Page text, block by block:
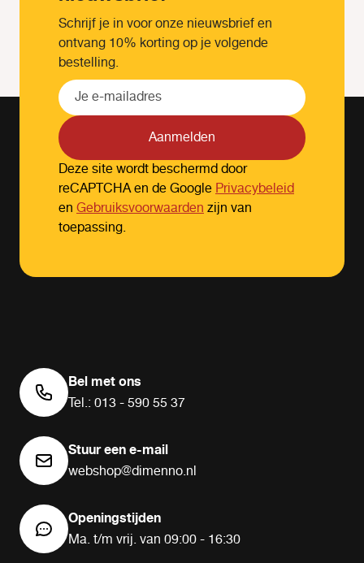
Schrijf je in voor onze nieuwsbrief en
ontvang 10% korting op je volgende
bestelling.
Aanmelden
Deze site wordt beschermd door
reCAPTCHA en de GooglePrivacybeleid
en Gebruiksvoorwaardenzijn van
toepassing.
Bel met ons
Tel.: 013 - 590 55 37
Stuur een e-mail
webshop@dimenno.nl
Openingstijden
Ma. t/m vrij. van 09:00 - 16:30